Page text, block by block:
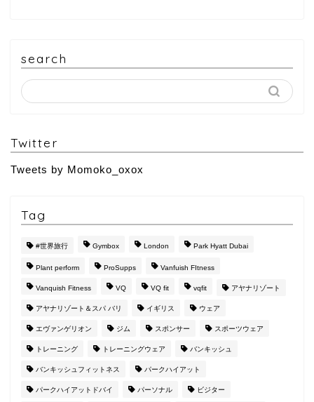
search
Twitter
Tweets by Momoko_oxox
Tag
#世界旅行 Gymbox London Park Hyatt Dubai
Plant perform ProSupps Vanfuish FItness
Vanquish Fitness VQ VQ fit vqfit アヤナリゾート
アヤナリゾート＆スパ バリ イギリス ウェア
エヴァンゲリオン ジム スポンサー スポーツウェア
トレーニング トレーニングウェア バンキッシュ
バンキッシュフィットネス パークハイアット
パークハイアットドバイ パーソナル ビジター